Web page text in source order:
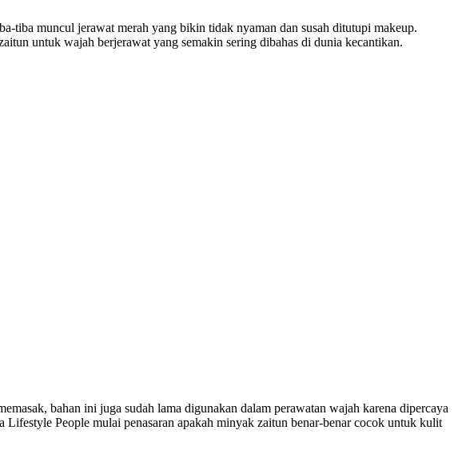
tiba muncul jerawat merah yang bikin tidak nyaman dan susah ditutupi makeup.
untuk wajah berjerawat yang semakin sering dibahas di dunia kecantikan.
bahan ini juga sudah lama digunakan dalam perawatan wajah karena dipercaya
People mulai penasaran apakah minyak zaitun benar-benar cocok untuk kulit